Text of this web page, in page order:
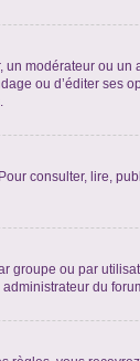
modérateur ou
ou d’éditer
consulter, lire,
ou par
du